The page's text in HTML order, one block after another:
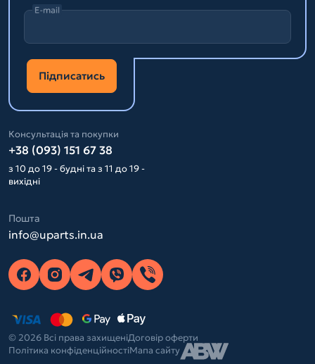
E-mail
Підписатись
Консультація та покупки
+38 (093) 151 67 38
з 10 до 19 - будні та з 11 до 19 -
вихідні
Пошта
info@uparts.in.ua
© 2026 Всі права захищеніДоговір оферти
Політика конфіденційностіМапа сайту